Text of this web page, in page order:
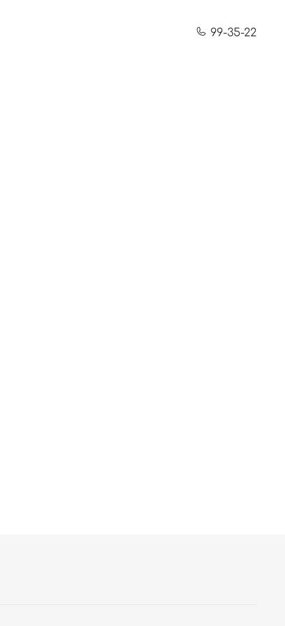
99-35-22